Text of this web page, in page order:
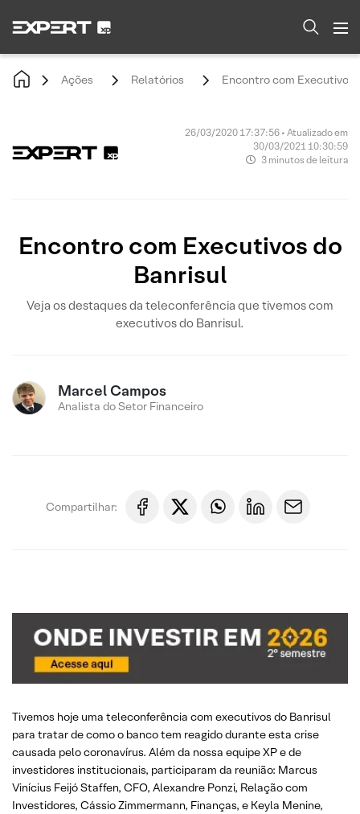
Ações Relatórios Encontro com Executivos
26/03/2020 17:37:56 • Atualizado em
30/03/2021 10:30:59
3 minutos de leitura
Encontro com Executivos do
Banrisul
Veja os destaques da teleconferência que tivemos com
executivos do Banrisul.
Marcel Campos
Analista do Setor Financeiro
Compartilhar:
Tivemos hoje uma teleconferência com executivos do Banrisul
para tratar de como o banco tem reagido durante esta crise
causada pelo coronavírus. Além da nossa equipe XP e de
investidores institucionais, participaram da reunião: Marcus
Vinícius Feijó Staffen, CFO, Alexandre Ponzi, Relação com
Investidores, Cássio Zimmermann, Finanças, e Keyla Menine,